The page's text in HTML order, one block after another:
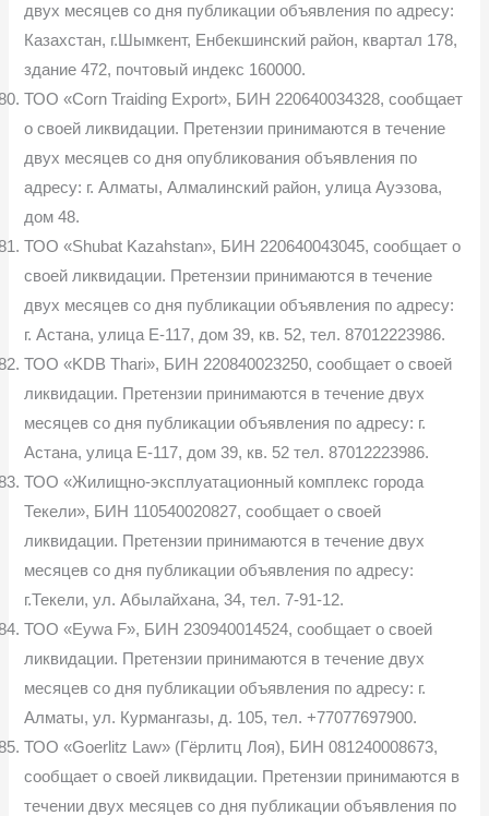
двух месяцев со дня публикации объявления по адресу:
Казахстан, г.Шымкент, Енбекшинский район, квартал 178,
здание 472, почтовый индекс 160000.
ТОО «Corn Traiding Export», БИН 220640034328, сообщает
о своей ликвидации. Претензии принимаются в течение
двух месяцев со дня опубликования объявления по
адресу: г. Алматы, Алмалинский район, улица Ауэзова,
дом 48.
ТОО «Shubat Kazahstan», БИН 220640043045, сообщает о
своей ликвидации. Претензии принимаются в течение
двух месяцев со дня публикации объявления по адресу:
г. Астана, улица Е-117, дом 39, кв. 52, тел. 87012223986.
ТОО «KDB Thari», БИН 220840023250, сообщает о своей
ликвидации. Претензии принимаются в течение двух
месяцев со дня публикации объявления по адресу: г.
Астана, улица Е-117, дом 39, кв. 52 тел. 87012223986.
ТОО «Жилищно-эксплуатационный комплекс города
Текели», БИН 110540020827, сообщает о своей
ликвидации. Претензии принимаются в течение двух
месяцев со дня публикации объявления по адресу:
г.Текели, ул. Абылайхана, 34, тел. 7-91-12.
ТОО «Eywa F», БИН 230940014524, сообщает о своей
ликвидации. Претензии принимаются в течение двух
месяцев со дня публикации объявления по адресу: г.
Алматы, ул. Курмангазы, д. 105, тел. +77077697900.
ТОО «Goerlitz Law» (Гёрлитц Лоя), БИН 081240008673,
сообщает о своей ликвидации. Претензии принимаются в
течении двух месяцев со дня публикации объявления по